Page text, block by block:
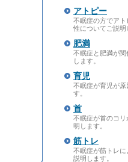
アトピー
不眠症の方でア
性についてご説明
肥満
不眠症と肥満が
します。
育児
不眠症が育児が
す。
首
不眠症が首のコ
明します。
筋トレ
不眠症が筋トレ
説明します。